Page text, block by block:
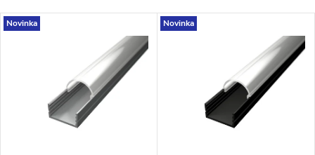
Novinka Novinka